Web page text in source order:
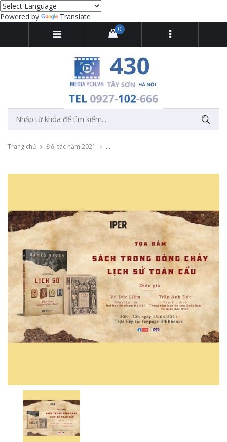
Powered by Translate
0
Trang chủ Đối tác năm 2021 Livestream tọa đàm trực tuyến "Sách